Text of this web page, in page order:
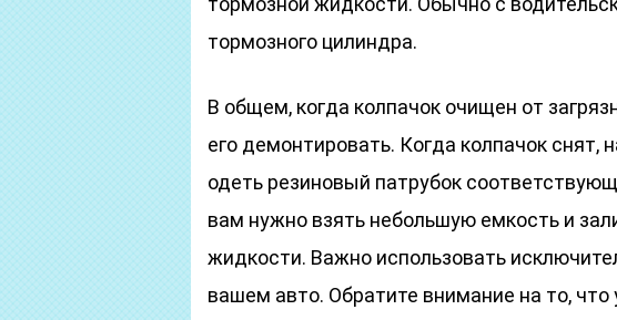
тормозного цилиндра.
В общем, когда колпачок очищен от
его демонтировать. Когда колпачок снят,
одеть резиновый патрубок
вам нужно взять небольшую емкость и
жидкости. Важно использовать
вашем авто. Обратите внимание на то,